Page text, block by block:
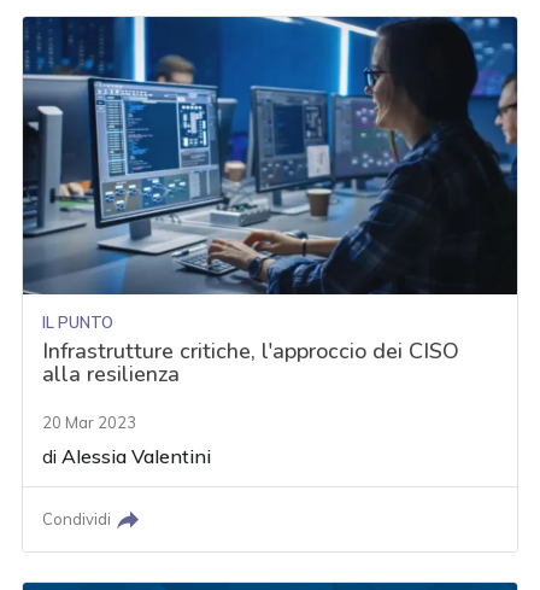
IL PUNTO
Infrastrutture critiche, l'approccio dei CISO
alla resilienza
20 Mar 2023
diAlessia Valentini
Condividi